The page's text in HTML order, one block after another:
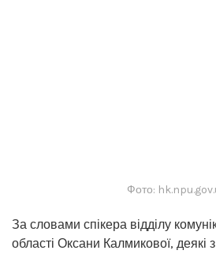
Фото:
За словами спікера відділу
області Оксани Калмикової, деякі